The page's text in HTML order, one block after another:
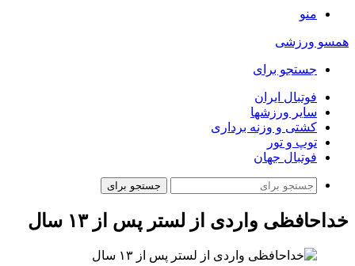
منو
همسو ورزشی
جستجو برای
فوتبال ایران
سایر ورزشها
کشتی و وزنه برداری
توپ و تور
فوتبال جهان
جستجو برای
خداحافظی واردی از لستر پس از ۱۳ سال